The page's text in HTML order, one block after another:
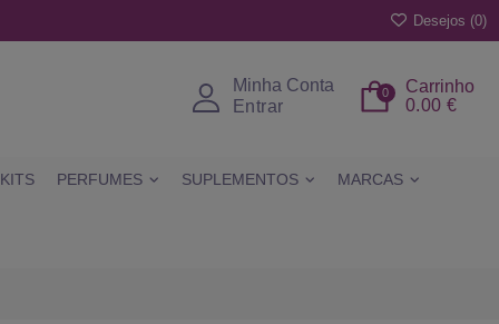
Desejos (0)
Minha Conta
Entrar
Carrinho
0
0.00 €
KITS PERFUMES SUPLEMENTOS MARCAS